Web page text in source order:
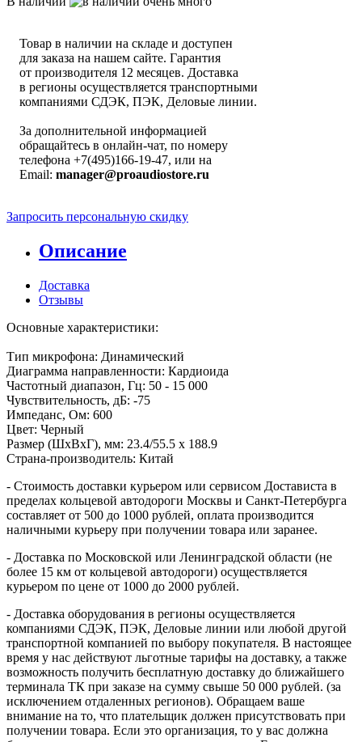
Товар в наличии на складе и доступен
для заказа на нашем сайте. Гарантия
от производителя 12 месяцев. Доставка
в регионы осуществляется транспортными
компаниями СДЭК, ПЭК, Деловые линии.
За дополнительной информацией
обращайтесь в онлайн-чат, по номеру
телефона +7(495)166-19-47, или на
Email: manager@proaudiostore.ru
Запросить персональную скидку
Описание
Доставка
Отзывы
Основные характеристики:
Тип микрофона: Динамический
Диаграмма направленности: Кардиоида
Частотный диапазон, Гц: 50 - 15 000
Чувствительность, дБ: -75
Импеданс, Ом: 600
Цвет: Черный
Размер (ШхВхГ), мм: 23.4/55.5 х 188.9
Страна-производитель: Китай
- Стоимость доставки курьером или сервисом Достависта в
пределах кольцевой автодороги Москвы и Санкт-Петербурга
составляет от 500 до 1000 рублей, оплата производится
наличными курьеру при получении товара или заранее.
- Доставка по Московской или Ленинградской области (не
более 15 км от кольцевой автодороги) осуществляется
курьером по цене от 1000 до 2000 рублей.
- Доставка оборудования в регионы осуществляется
компаниями СДЭК, ПЭК, Деловые линии или любой другой
транспортной компанией по выбору покупателя. В настоящее
время у нас действуют льготные тарифы на доставку, а также
возможность получить бесплатную доставку до ближайшего
терминала ТК при заказе на сумму свыше 50 000 рублей. (за
исключением отдаленных регионов). Обращаем ваше
внимание на то, что плательщик должен присутствовать при
получении товара. Если это организация, то у вас должна